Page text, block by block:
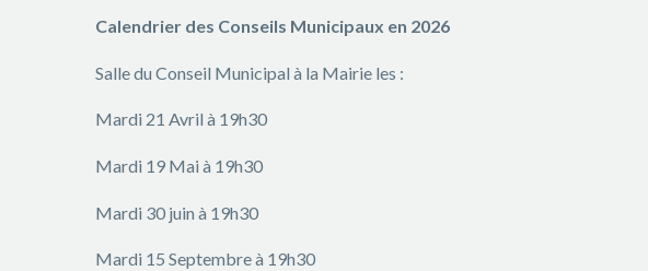
Calendrier des Conseils Municipaux en 2026
Salle du Conseil Municipal à la Mairie les :
Mardi 21 Avril à 19h30
Mardi 19 Mai à 19h30
Mardi 30 juin à 19h30
Mardi 15 Septembre à 19h30